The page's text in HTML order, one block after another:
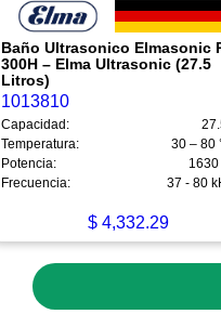
Baño Ultrasonico Elmasonic
300H – Elma Ultrasonic (27.5
Litros)
1013810
Capacidad:
Temperatura:
30 – 80
Potencia:
1630
Frecuencia:
37 - 80
$4,332.29